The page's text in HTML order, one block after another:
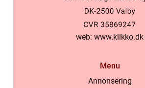
web: www.klikko.dk
Menu
Annonsering